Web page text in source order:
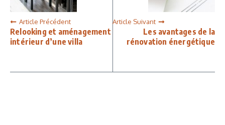
Article Précédent
Relooking et aménagement
intérieur d’une villa
Article Suivant
Les avantages de la
rénovation énergétique